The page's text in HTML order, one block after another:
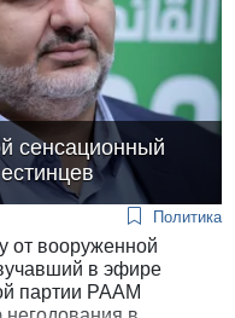
сенсационный
Политика
от вооруженной
в эфире
партии РААМ